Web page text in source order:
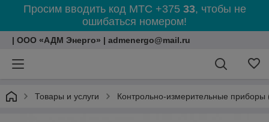
Просим вводить код МТС +375 33, чтобы не
ошибаться номером!
| ООО «АДМ Энерго» | admenergo@mail.ru
Товары и услуги Контрольно-измерительные